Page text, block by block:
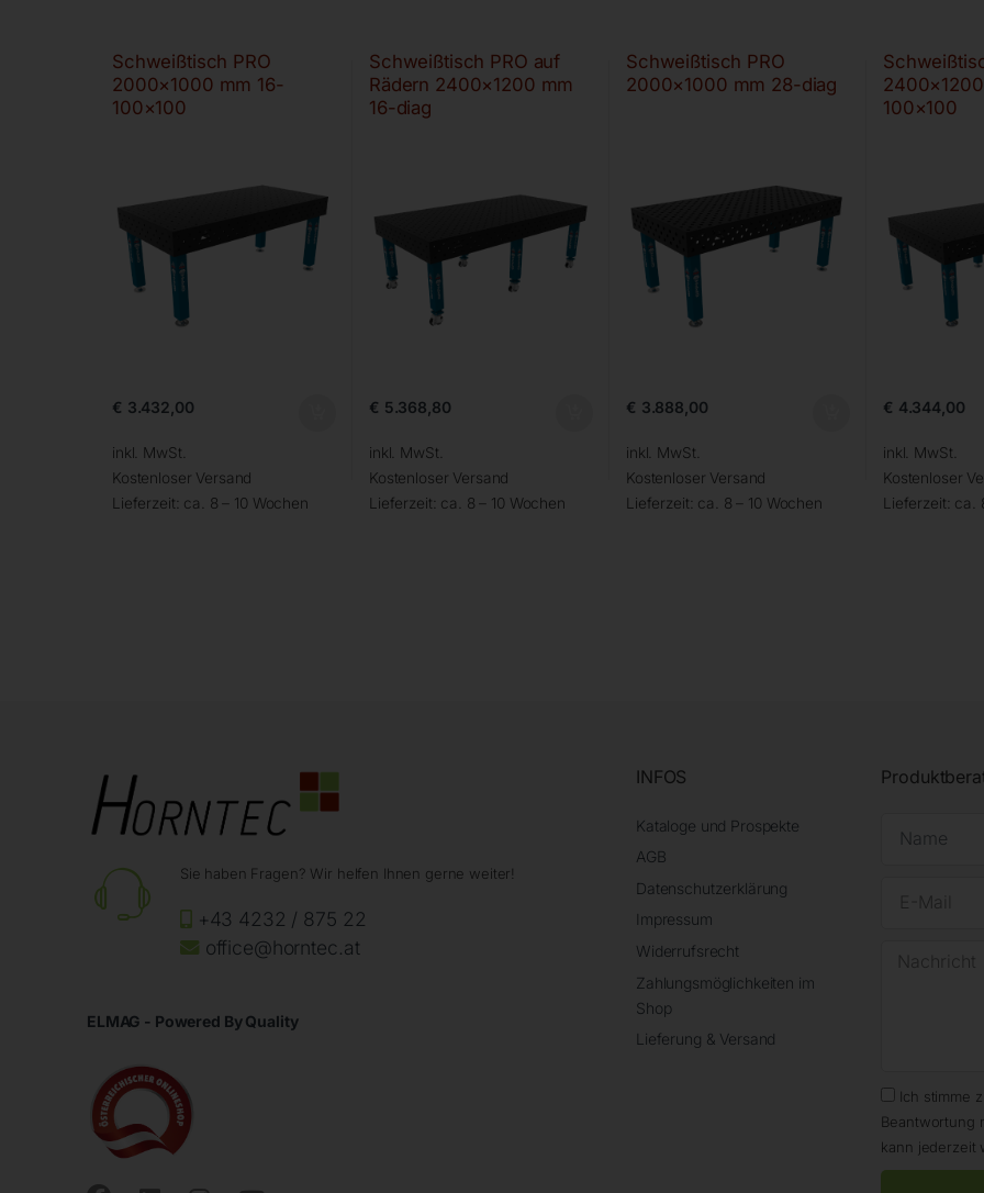
Schweißtisch PRO
2000×1000 mm 16-
100×100
€ 3.432,00
inkl. MwSt.
Kostenloser Versand
Lieferzeit: ca. 8 – 10 Wochen
Schweißtisch PRO auf
Rädern 2400×1200 mm
16-diag
€ 5.368,80
inkl. MwSt.
Kostenloser Versand
Lieferzeit: ca. 8 – 10 Wochen
Schweißtisch PRO
2000×1000 mm 28-diag
€ 3.888,00
inkl. MwSt.
Kostenloser Versand
Lieferzeit: ca. 8 – 10 Wochen
100×100
€ 4.344,00
inkl. MwSt.
Kostenloser
Lieferzeit: ca.
Sie haben Fragen? Wir helfen Ihnen gerne weiter!
+43 4232 / 875 22
office@horntec.at
ELMAG - Powered By Quality
INFOS
Kataloge und Prospekte
AGB
Datenschutzerklärung
Impressum
Widerrufsrecht
Zahlungsmöglichkeiten im
Shop
Lieferung & Versand
Ich stimme
Beantwortung
kann jederzeit